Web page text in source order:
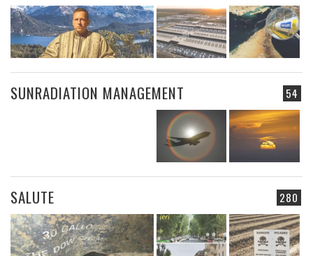
54
SUNRADIATION MANAGEMENT
280
SALUTE